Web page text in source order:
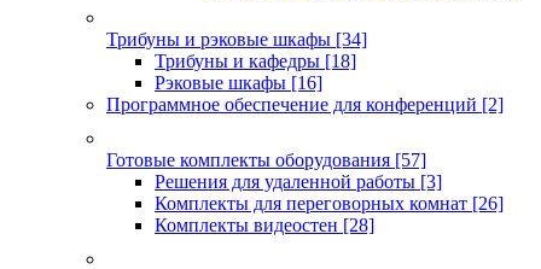
Трибуны и рэковые шкафы [34]
Трибуны и кафедры [18]
Рэковые шкафы [16]
Программное обеспечение для конференций [2]
Готовые комплекты оборудования [57]
Решения для удаленной работы [3]
Комплекты для переговорных комнат [26]
Комплекты видеостен [28]